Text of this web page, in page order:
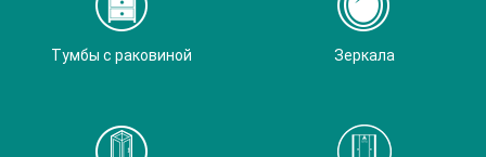
Тумбы с раковиной Зеркала